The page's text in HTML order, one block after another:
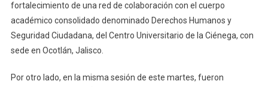
fortalecimiento de una red de colaboración con el cuerpo
académico consolidado denominado Derechos Humanos y
Seguridad Ciudadana, del Centro Universitario de la Ciénega, con
sede en Ocotlán, Jalisco.
Por otro lado, en la misma sesión de este martes, fueron